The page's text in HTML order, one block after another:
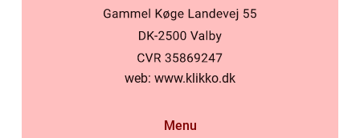
web: www.klikko.dk
Menu